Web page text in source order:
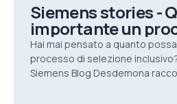
Siemens stories -
importante un
selezione
Hai mai pensato a quanto
processo di selezione
Siemens Blog Desdemona